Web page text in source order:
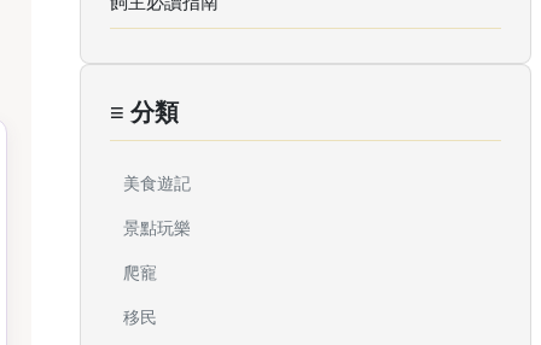
≡ 分類
美食遊記
景點玩樂
爬寵
移民